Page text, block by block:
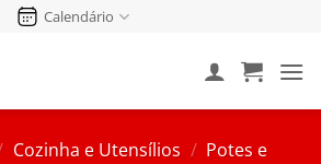
Calendário
Cozinha e Utensílios / Potes e